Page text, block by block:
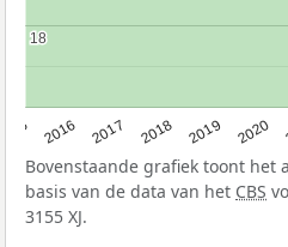
2016 2017 2018 2019 2020
18
18
Bovenstaande grafiek toont het
basis van de data van het CBS
3155 XJ.